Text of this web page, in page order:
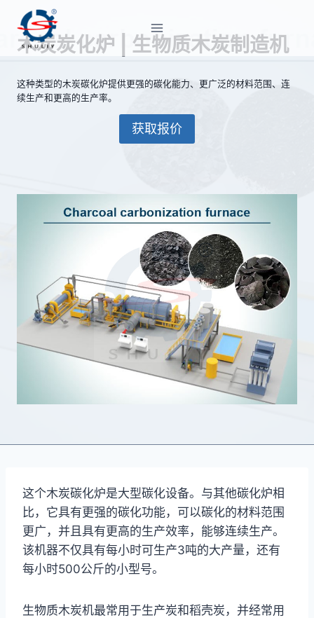
木炭炭化炉 | 生物质木炭制造机
这种类型的木炭碳化炉提供更强的碳化能力、更广泛的材料范围、连
续生产和更高的生产率。
获取报价
这个木炭碳化炉是大型碳化设备。与其他碳化炉相
比，它具有更强的碳化功能，可以碳化的材料范围
更广，并且具有更高的生产效率，能够连续生产。
该机器不仅具有每小时可生产3吨的大产量，还有
每小时500公斤的小型号。
生物质木炭机最常用于生产炭和稻壳炭，并经常用